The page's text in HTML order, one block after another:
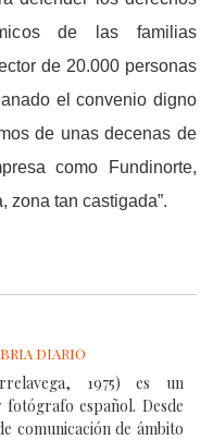
de las familias
de 20.000 personas
el convenio digno
de unas decenas de
como Fundinorte,
zona tan castigada”.
DIARIO
1975) es un
español. Desde
comunicación de ámbito